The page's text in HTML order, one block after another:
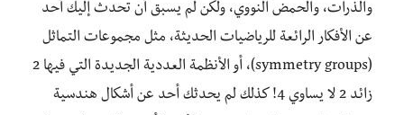
والذرات، والحمض النووي، ولكن لم يسبق أن تحدث إليك أحد
عن الأفكار الرائعة للرياضيات الحديثة، مثل مجموعات التماثل
(symmetry groups)، أو الأنظمة العددية الجديدة التي فيها 2
زائد 2 لا يساوي 4! كذلك لم يحدثك أحد عن أشكال هندسية